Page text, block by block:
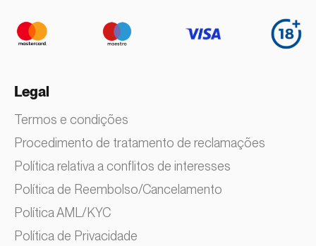
Legal
Termos e condições
Procedimento de tratamento de reclamações
Política relativa a conflitos de interesses
Política de Reembolso/Cancelamento
Política AML/KYC
Política de Privacidade